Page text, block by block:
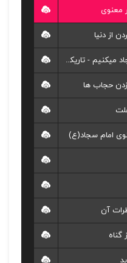
3. موانعی که خودمان ایجاد میکنیم - تاریکی های خود ساخته روح ما